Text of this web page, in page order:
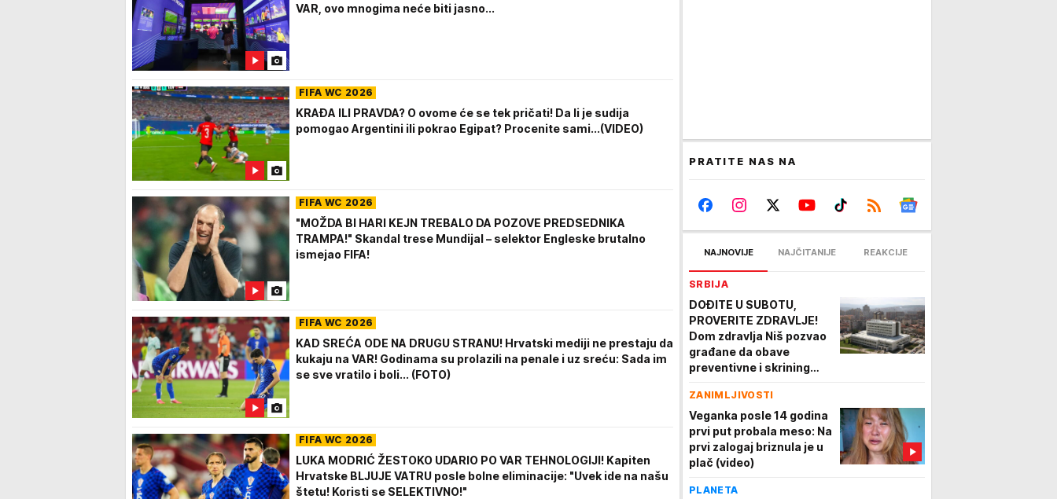
VAR, ovo mnogima neće biti jasno...
FIFA WC 2026
KRAĐA ILI PRAVDA? O ovome će se tek pričati! Da li je sudija
pomogao Argentini ili pokrao Egipat? Procenite sami...(VIDEO)
FIFA WC 2026
"MOŽDA BI HARI KEJN TREBALO DA POZOVE PREDSEDNIKA
TRAMPA!" Skandal trese Mundijal – selektor Engleske brutalno
ismejao FIFA!
FIFA WC 2026
KAD SREĆA ODE NA DRUGU STRANU! Hrvatski mediji ne prestaju da
kukaju na VAR! Godinama su prolazili na penale i uz sreću: Sada im
se sve vratilo i boli... (FOTO)
FIFA WC 2026
LUKA MODRIĆ ŽESTOKO UDARIO PO VAR TEHNOLOGIJI! Kapiten
Hrvatske BLJUJE VATRU posle bolne eliminacije: "Uvek ide na našu
štetu! Koristi se SELEKTIVNO!"
PRATITE NAS NA
NAJNOVIJE NAJČITANIJE REAKCIJE
SRBIJA
DOĐITE U SUBOTU,
PROVERITE ZDRAVLJE!
Dom zdravlja Niš pozvao
građane da obave
preventivne i skrining
ZANIMLJIVOSTI
Veganka posle 14 godina
prvi put probala meso: Na
prvi zalogaj briznula je u
plač (video)
PLANETA